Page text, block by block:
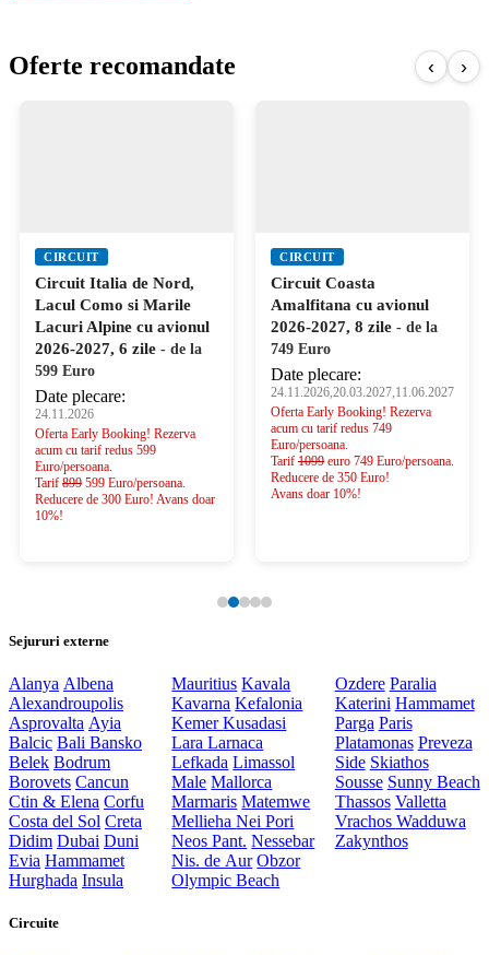
Oferte recomandate ‹ ›
CIRCUIT
Circuit Italia de Nord,
Lacul Como si Marile
Lacuri Alpine cu avionul
2026-2027, 6 zile - de la
599 Euro
Date plecare:
24.11.2026
Oferta Early Booking! Rezerva
acum cu tarif redus 599
Euro/persoana.
Tarif 899 599 Euro/persoana.
Reducere de 300 Euro! Avans doar
10%!
CIRCUIT
Circuit Coasta
Amalfitana cu avionul
2026-2027, 8 zile - de la
749 Euro
Date plecare:
24.11.2026,20.03.2027,11.06.2027
Oferta Early Booking! Rezerva
acum cu tarif redus 749
Euro/persoana.
Tarif 1099 euro 749 Euro/persoana.
Reducere de 350 Euro!
Avans doar 10%!
Sejururi externe
Alanya Albena
Alexandroupolis
Asprovalta Ayia
Balcic Bali Bansko
Belek Bodrum
Borovets Cancun
Ctin & Elena Corfu
Costa del Sol Creta
Didim Dubai Duni
Evia Hammamet
Hurghada Insula
Mauritius Kavala
Kavarna Kefalonia
KemerKusadasi
LaraLarnaca
Lefkada Limassol
Male Mallorca
Marmaris Matemwe
MelliehaNei Pori
Neos Pant. Nessebar
Nis. de Aur Obzor
Olympic Beach
Ozdere Paralia
Katerini Hammamet
Parga Paris
Platamonas Preveza
Side Skiathos
Sousse Sunny Beach
Thassos Valletta
Vrachos Wadduwa
Zakynthos
Circuite